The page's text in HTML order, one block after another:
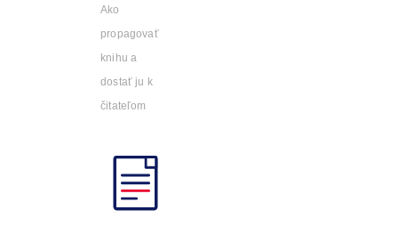
Ako
propagovať
knihu a
dostať ju k
čitateľom